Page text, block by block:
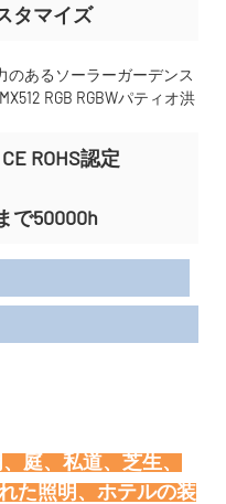
タマイズ
ROHS認定
で50000h
庭、私道、芝生、
た照明、ホテルの装